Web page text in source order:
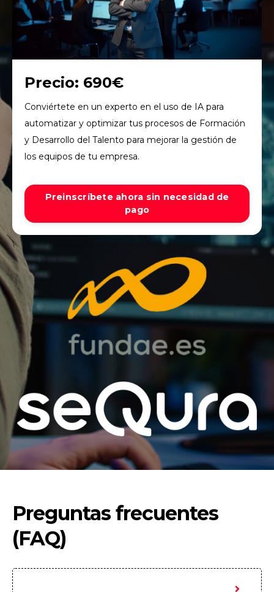
Precio: 690€
Conviértete en un experto en el uso de IA para
automatizar y optimizar tus procesos de Formación
y Desarrollo del Talento para mejorar la gestión de
los equipos de tu empresa.
Preinscríbete ahora sin necesidad de
pago
Preguntas frecuentes
(FAQ)